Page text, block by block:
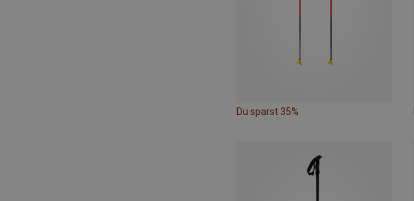
Du sparst 35%